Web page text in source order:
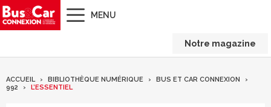
MENU
Notre magazine
ACCUEIL BIBLIOTHÈQUE NUMÉRIQUE
BUS ET CAR CONNEXION
992
L’ESSENTIEL